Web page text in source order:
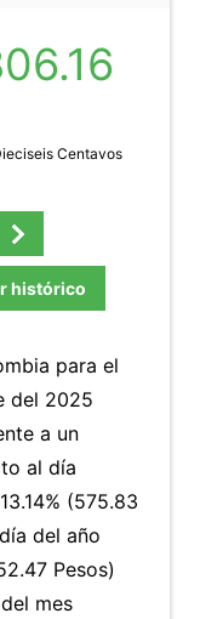
Centavos
histórico
para el
del 2025
a un
al día
(575.83
del año
Pesos)
mes